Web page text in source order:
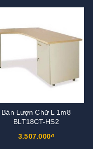
Bàn Lượn Chữ L 1m8
BLT18CT-HS2
3.507.000₫